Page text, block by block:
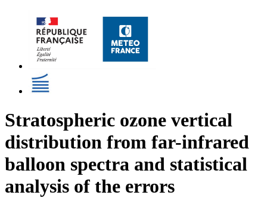
Stratospheric ozone vertical
distribution from far-infrared
balloon spectra and statistical
analysis of the errors